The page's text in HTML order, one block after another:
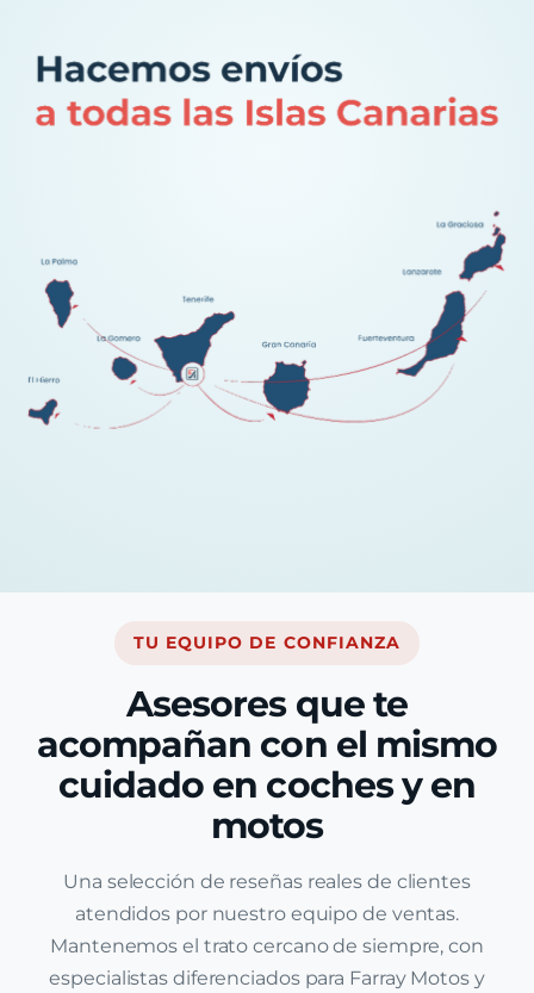
TU EQUIPO DE CONFIANZA
Asesores que te
acompañan con el mismo
cuidado en coches y en
motos
Una selección de reseñas reales de clientes
atendidos por nuestro equipo de ventas.
Mantenemos el trato cercano de siempre, con
especialistas diferenciados para Farray Motos y